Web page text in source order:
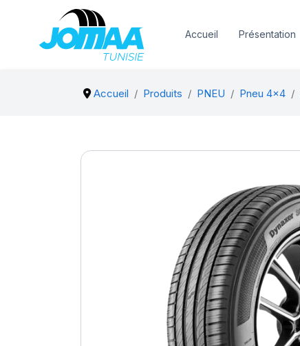
Accueil Présentation
Accueil Produits PNEU Pneu 4x4